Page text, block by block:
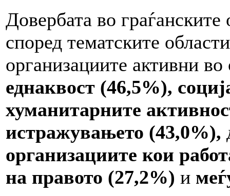
Довербата во
според тематските
организациите активни
еднаквост (46,5%),
хуманитарните
истражувањето (43,0%),
организациите кои
на правото (27,2%) и